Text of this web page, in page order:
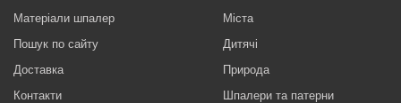
Матеріали шпалер
Пошук по сайту
Доставка
Контакти
Міста
Дитячі
Природа
Шпалери та патерни